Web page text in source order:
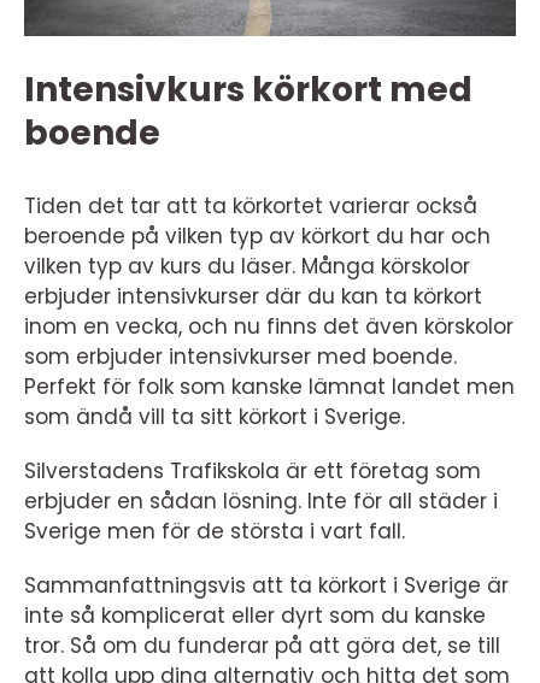
Intensivkurs körkort med
boende
Tiden det tar att ta körkortet varierar också
beroende på vilken typ av körkort du har och
vilken typ av kurs du läser. Många körskolor
erbjuder intensivkurser där du kan ta körkort
inom en vecka, och nu finns det även körskolor
som erbjuder intensivkurser med boende.
Perfekt för folk som kanske lämnat landet men
som ändå vill ta sitt körkort i Sverige.
Silverstadens Trafikskola är ett företag som
erbjuder en sådan lösning. Inte för all städer i
Sverige men för de största i vart fall.
Sammanfattningsvis att ta körkort i Sverige är
inte så komplicerat eller dyrt som du kanske
tror. Så om du funderar på att göra det, se till
att kolla upp dina alternativ och hitta det som